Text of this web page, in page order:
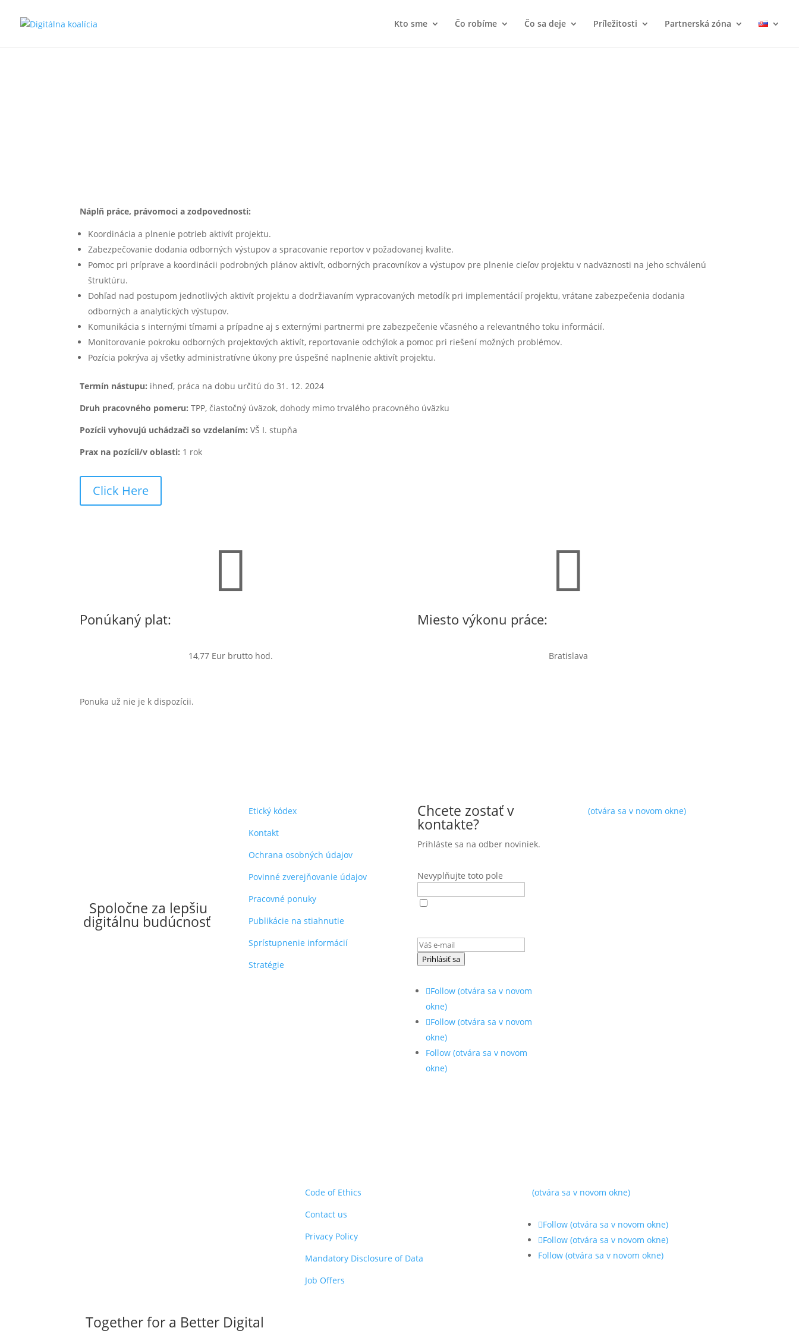
Kto sme
Čo robíme Čo sa deje Príležitosti Partnerská zóna
Náplň práce, právomoci a zodpovednosti:
Koordinácia a plnenie potrieb aktivít projektu.
Zabezpečovanie dodania odborných výstupov a spracovanie reportov v požadovanej kvalite.
Pomoc pri príprave a koordinácii podrobných plánov aktivít, odborných pracovníkov a výstupov pre plnenie cieľov projektu v nadväznosti na jeho schválenú
štruktúru.
Dohľad nad postupom jednotlivých aktivít projektu a dodržiavaním vypracovaných metodík pri implementácií projektu, vrátane zabezpečenia dodania
odborných a analytických výstupov.
Komunikácia s internými tímami a prípadne aj s externými partnermi pre zabezpečenie včasného a relevantného toku informácií.
Monitorovanie pokroku odborných projektových aktivít, reportovanie odchýlok a pomoc pri riešení možných problémov.
Pozícia pokrýva aj všetky administratívne úkony pre úspešné naplnenie aktivít projektu.
Termín nástupu: ihneď, práca na dobu určitú do 31. 12. 2024
Druh pracovného pomeru: TPP, čiastočný úväzok, dohody mimo trvalého pracovného úväzku
Pozícii vyhovujú uchádzači so vzdelaním:VŠ I. stupňa
Prax na pozícii/v oblasti: 1 rok
Click Here

Ponúkaný plat:
14,77 Eur brutto hod.

Miesto výkonu práce:
Bratislava
Ponuka už nie je k dispozícii.
Spoločne za lepšiu
digitálnu budúcnosť
Etický kódex
Kontakt
Ochrana osobných údajov
Povinné zverejňovanie údajov
Pracovné ponuky
Publikácie na stiahnutie
Sprístupnenie informácií
Stratégie
Chcete zostať v
kontakte?
Prihláste sa na odber noviniek.
Nevyplňujte toto pole
Prihlásiť sa
Follow(otvára sa v novom
okne)
Follow(otvára sa v novom
okne)
Follow(otvára sa v novom
okne)
(otvára sa v novom okne)
Together for a Better Digital
Code of Ethics
Contact us
Privacy Policy
Mandatory Disclosure of Data
Job Offers
(otvára sa v novom okne)
Follow(otvára sa v novom okne)
Follow(otvára sa v novom okne)
Follow(otvára sa v novom okne)